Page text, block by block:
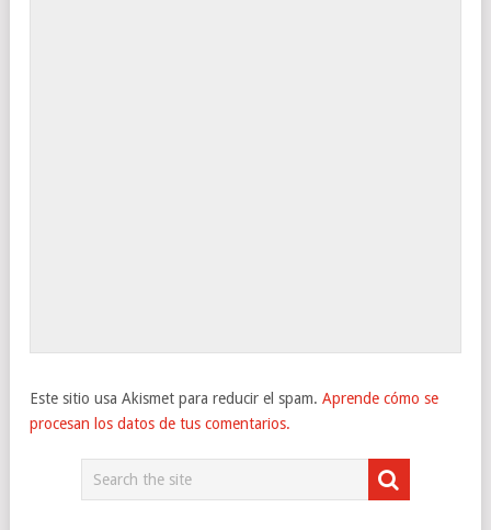
Este sitio usa Akismet para reducir el spam. Aprende cómo se
procesan los datos de tus comentarios.